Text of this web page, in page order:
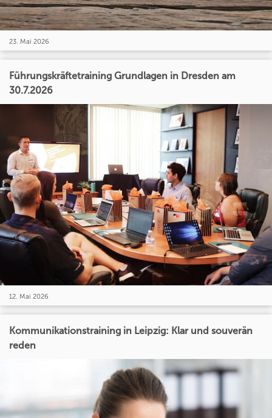
23. Mai 2026
Führungskräftetraining Grundlagen in Dresden am
30.7.2026
12. Mai 2026
Kommunikationstraining in Leipzig: Klar und souverän
reden